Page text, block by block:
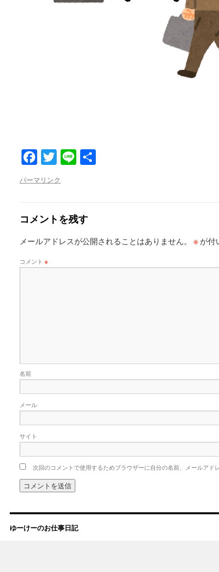
Facebook
Twitter
Line
パーマリンク
コメントを残す
メールアドレスが公開されることはありません。 ※ が付
コメント ※
名前
メール
サイト
次回のコメントで使用するためブラウザーに自分の名前、メールアド
ゆーけーのお仕事日記